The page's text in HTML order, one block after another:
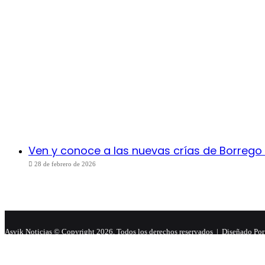
Ven y conoce a las nuevas crías de
28 de febrero de 2026
Asvik Noticias © Copyright 2026, Todos los derechos reservados | Diseñado